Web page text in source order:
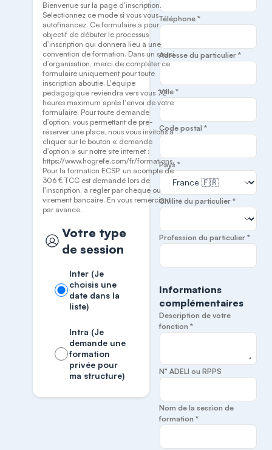
Bienvenue sur la page d'inscription.
Sélectionnez ce mode si vous vous
autofinancez. Ce formulaire à pour
objectif de débuter le processus
d’inscription qui donnera lieu à une
convention de formation. Dans un souci
d’organisation, merci de compléter ce
formulaire uniquement pour toute
inscription aboutie. L'équipe
pédagogique reviendra vers vous 72
heures maximum après l'envoi de votre
formulaire. Pour toute demande
d’option, vous permettant de pré-
réserver une place, nous vous invitons à
cliquer sur le bouton « demande
d’option » sur notre site internet :
https://www.hogrefe.com/fr/formations.
Pour la formation ECSP, un acompte de
306 € TCC est demandé lors de
l'inscription, à régler par chèque ou
virement bancaire. En vous remerciant
par avance.
Votre type
de session
Inter (Je
choisis une
date dans la
liste)
Intra (Je
demande une
formation
privée pour
ma structure)
Téléphone *
Adresse du particulier *
Ville *
Code postal *
Pays *
Civilité du particulier *
Profession du particulier *
Informations
complémentaires
Description de votre
fonction *
N° ADELI ou RPPS
Nom de la session de
formation *